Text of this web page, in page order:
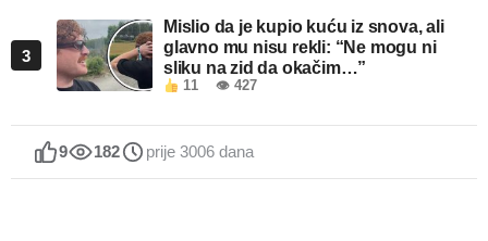
3
Mislio da je kupio kuću iz snova, ali
glavno mu nisu rekli: “Ne mogu ni
sliku na zid da okačim…”
11 👁 427
9 182 prije 3006 dana